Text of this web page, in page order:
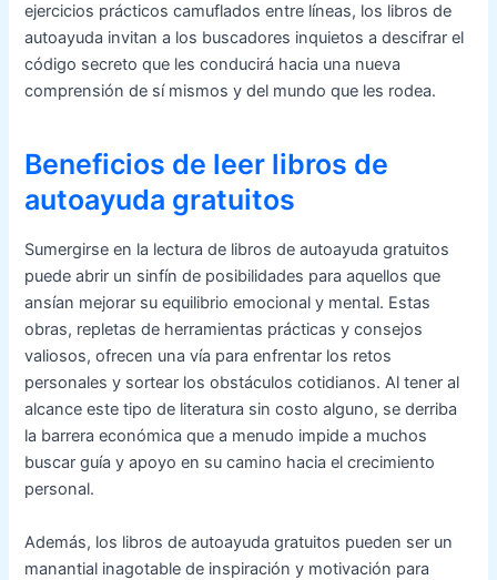
ejercicios prácticos camuflados entre líneas, los libros de
autoayuda invitan a los buscadores inquietos a descifrar el
código secreto que les conducirá hacia una nueva
comprensión de sí mismos y del mundo que les rodea.
Beneficios de leer libros de
autoayuda gratuitos
Sumergirse en la lectura de libros de autoayuda gratuitos
puede abrir un sinfín de posibilidades para aquellos que
ansían mejorar su equilibrio emocional y mental. Estas
obras, repletas de herramientas prácticas y consejos
valiosos, ofrecen una vía para enfrentar los retos
personales y sortear los obstáculos cotidianos. Al tener al
alcance este tipo de literatura sin costo alguno, se derriba
la barrera económica que a menudo impide a muchos
buscar guía y apoyo en su camino hacia el crecimiento
personal.
Además, los libros de autoayuda gratuitos pueden ser un
manantial inagotable de inspiración y motivación para